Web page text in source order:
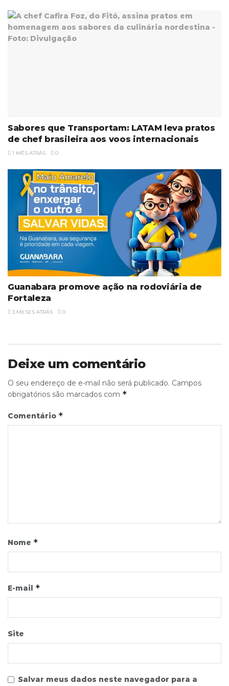
Sabores que Transportam: LATAM leva pratos
de chef brasileira aos voos internacionais
1 MÊS ATRÁS 0
Guanabara promove ação na rodoviária de
Fortaleza
3 MESES ATRÁS 0
Deixe um comentário
O seu endereço de e-mail não será publicado. Campos
obrigatórios são marcados com *
Comentário *
Nome *
E-mail *
Site
Salvar meus dados neste navegador para a